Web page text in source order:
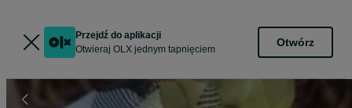
Przejdź do aplikacji
Otwieraj OLX jednym tapnięciem
Otwórz